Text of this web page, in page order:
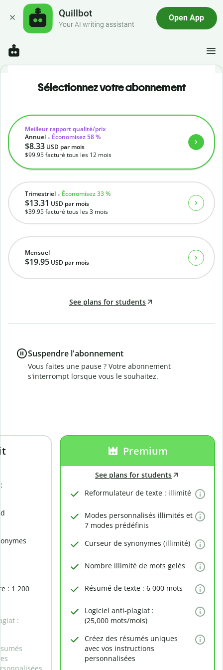
Quillbot
Your AI writing assistant
Open App
: 1 200
:
Premium
See plans for students
Reformulateur de texte : illimité
Modes personnalisés illimités et
7 modes prédéfinis
Curseur de synonymes (illimité)
Nombre illimité de mots gelés
Résumé de texte : 6 000 mots
Logiciel anti-plagiat :
(25,000 mots/mois)
Créez des résumés uniques
avec vos instructions
personnalisées
Sélectionnez votre abonnement
Mensuel
$19.95 USD par mois
Trimestriel Économisez 33 %
$13.31 USD par mois
$39.95facturé tous les 3 mois
Meilleur rapport qualité/prix
Annuel
Économisez 58 %
$8.33 USD par mois
$99.95facturé tous les 12 mois
See plans for students
Suspendre l'abonnement
Vous faites une pause ? Votre abonnement
s'interrompt lorsque vous le souhaitez.